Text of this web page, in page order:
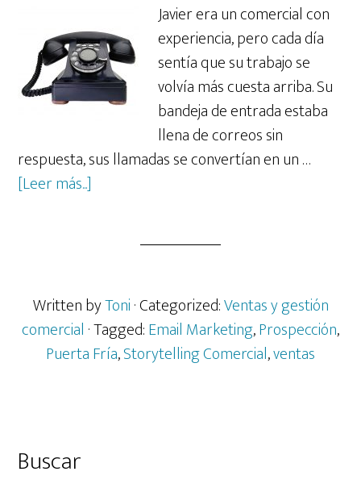
Javier era un comercial con
experiencia, pero cada día
sentía que su trabajo se
volvía más cuesta arriba. Su
bandeja de entrada estaba
llena de correos sin
respuesta, sus llamadas se convertían en un …
[Leer más...]
teléfono
y…
nadie
Written byToni· Categorized:Ventas y gestión
comercial · Tagged:Email Marketing,Prospección,
Puerta Fría,Storytelling Comercial,ventas
Barra
Buscar